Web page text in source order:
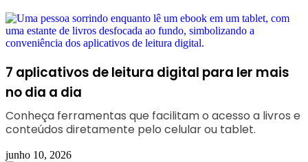
7 aplicativos de leitura digital para ler mais
no dia a dia
Conheça ferramentas que facilitam o acesso a livros e
conteúdos diretamente pelo celular ou tablet.
junho 10, 2026